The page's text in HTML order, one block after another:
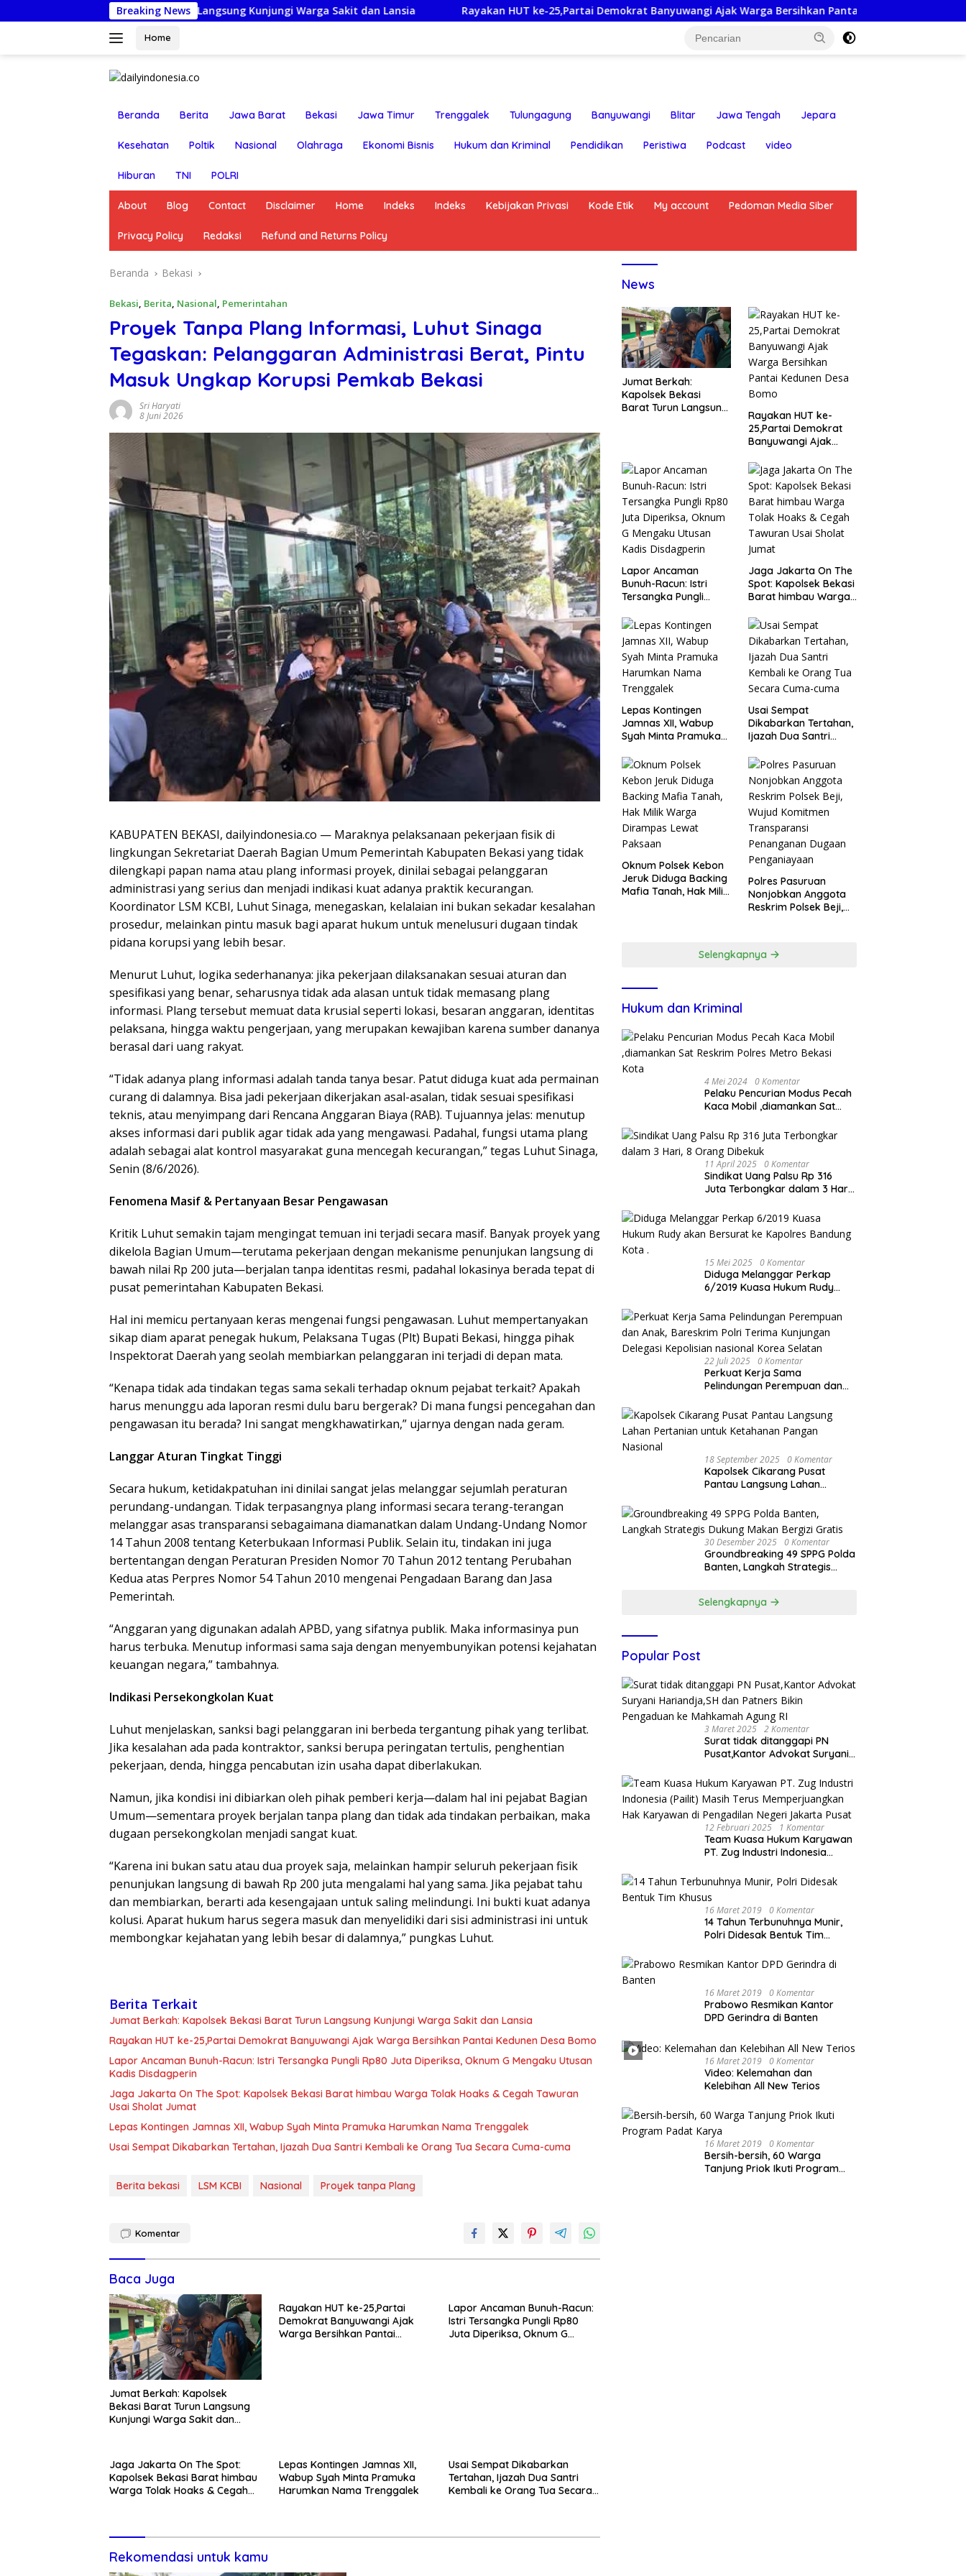
ke
Breaking News
Barat Turun Langsung Kunjungi Warga Sakit dan Lansia Rayakan HUT ke-25,Partai Demokrat Banyuwangi Ajak Warga Bersihkan Pantai Kedunen Desa Bomo
Home
Beranda Berita Jawa Barat Bekasi Jawa Timur Trenggalek Tulungagung Banyuwangi Blitar Jawa Tengah Jepara
Kesehatan Poltik Nasional Olahraga Ekonomi Bisnis Hukum dan Kriminal Pendidikan Peristiwa Podcast video
Hiburan TNI POLRI
About Blog Contact Disclaimer Home Indeks Indeks Kebijakan Privasi Kode Etik My account Pedoman Media Siber
Privacy Policy Redaksi Refund and Returns Policy
Beranda Bekasi
Bekasi, Berita, Nasional, Pemerintahan
Proyek Tanpa Plang Informasi, Luhut Sinaga
Tegaskan: Pelanggaran Administrasi Berat, Pintu
Masuk Ungkap Korupsi Pemkab Bekasi
Sri Haryati
8 Juni 2026
KABUPATEN BEKASI, dailyindonesia.co — Maraknya pelaksanaan pekerjaan fisik di
lingkungan Sekretariat Daerah Bagian Umum Pemerintah Kabupaten Bekasi yang tidak
dilengkapi papan nama atau plang informasi proyek, dinilai sebagai pelanggaran
administrasi yang serius dan menjadi indikasi kuat adanya praktik kecurangan.
Koordinator LSM KCBI, Luhut Sinaga, menegaskan, kelalaian ini bukan sekadar kesalahan
prosedur, melainkan pintu masuk bagi aparat hukum untuk menelusuri dugaan tindak
pidana korupsi yang lebih besar.
Menurut Luhut, logika sederhananya: jika pekerjaan dilaksanakan sesuai aturan dan
spesifikasi yang benar, seharusnya tidak ada alasan untuk tidak memasang plang
informasi. Plang tersebut memuat data krusial seperti lokasi, besaran anggaran, identitas
pelaksana, hingga waktu pengerjaan, yang merupakan kewajiban karena sumber dananya
berasal dari uang rakyat.
“Tidak adanya plang informasi adalah tanda tanya besar. Patut diduga kuat ada permainan
curang di dalamnya. Bisa jadi pekerjaan dikerjakan asal-asalan, tidak sesuai spesifikasi
teknis, atau menyimpang dari Rencana Anggaran Biaya (RAB). Tujuannya jelas: menutup
akses informasi dari publik agar tidak ada yang mengawasi. Padahal, fungsi utama plang
adalah sebagai alat kontrol masyarakat guna mencegah kecurangan,” tegas Luhut Sinaga,
Senin (8/6/2026).
Fenomena Masif & Pertanyaan Besar Pengawasan
Kritik Luhut semakin tajam mengingat temuan ini terjadi secara masif. Banyak proyek yang
dikelola Bagian Umum—terutama pekerjaan dengan mekanisme penunjukan langsung di
bawah nilai Rp 200 juta—berjalan tanpa identitas resmi, padahal lokasinya berada tepat di
pusat pemerintahan Kabupaten Bekasi.
Hal ini memicu pertanyaan keras mengenai fungsi pengawasan. Luhut mempertanyakan
sikap diam aparat penegak hukum, Pelaksana Tugas (Plt) Bupati Bekasi, hingga pihak
Inspektorat Daerah yang seolah membiarkan pelanggaran ini terjadi di depan mata.
“Kenapa tidak ada tindakan tegas sama sekali terhadap oknum pejabat terkait? Apakah
harus menunggu ada laporan resmi dulu baru bergerak? Di mana fungsi pencegahan dan
pengawasan itu berada? Ini sangat mengkhawatirkan,” ujarnya dengan nada geram.
Langgar Aturan Tingkat Tinggi
Secara hukum, ketidakpatuhan ini dinilai sangat jelas melanggar sejumlah peraturan
perundang-undangan. Tidak terpasangnya plang informasi secara terang-terangan
melanggar asas transparansi sebagaimana diamanatkan dalam Undang-Undang Nomor
14 Tahun 2008 tentang Keterbukaan Informasi Publik. Selain itu, tindakan ini juga
bertentangan dengan Peraturan Presiden Nomor 70 Tahun 2012 tentang Perubahan
Kedua atas Perpres Nomor 54 Tahun 2010 mengenai Pengadaan Barang dan Jasa
Pemerintah.
“Anggaran yang digunakan adalah APBD, yang sifatnya publik. Maka informasinya pun
harus terbuka. Menutup informasi sama saja dengan menyembunyikan potensi kejahatan
keuangan negara,” tambahnya.
Indikasi Persekongkolan Kuat
Luhut menjelaskan, sanksi bagi pelanggaran ini berbeda tergantung pihak yang terlibat.
Jika kesalahan ada pada kontraktor, sanksi berupa peringatan tertulis, penghentian
pekerjaan, denda, hingga pencabutan izin usaha dapat diberlakukan.
Namun, jika kondisi ini dibiarkan oleh pihak pemberi kerja—dalam hal ini pejabat Bagian
Umum—sementara proyek berjalan tanpa plang dan tidak ada tindakan perbaikan, maka
dugaan persekongkolan menjadi sangat kuat.
“Karena ini bukan satu atau dua proyek saja, melainkan hampir seluruh pekerjaan fisik
penunjukan langsung di bawah Rp 200 juta mengalami hal yang sama. Jika pejabat tahu
dan membiarkan, berarti ada kesengajaan untuk saling melindungi. Ini bukti kuat adanya
kolusi. Aparat hukum harus segera masuk dan menyelidiki dari sisi administrasi ini untuk
membongkar kejahatan yang lebih besar di dalamnya,” pungkas Luhut.
Berita Terkait
Jumat Berkah: Kapolsek Bekasi Barat Turun Langsung Kunjungi Warga Sakit dan Lansia
Rayakan HUT ke-25,Partai Demokrat Banyuwangi Ajak Warga Bersihkan Pantai Kedunen Desa Bomo
Lapor Ancaman Bunuh-Racun: Istri Tersangka Pungli Rp80 Juta Diperiksa, Oknum G Mengaku Utusan
Kadis Disdagperin
Jaga Jakarta On The Spot: Kapolsek Bekasi Barat himbau Warga Tolak Hoaks & Cegah Tawuran
Usai Sholat Jumat
Lepas Kontingen Jamnas XII, Wabup Syah Minta Pramuka Harumkan Nama Trenggalek
Usai Sempat Dikabarkan Tertahan, Ijazah Dua Santri Kembali ke Orang Tua Secara Cuma-cuma
Berita bekasi LSM KCBI Nasional Proyek tanpa Plang
Komentar
Baca Juga
Jumat Berkah: Kapolsek
Bekasi Barat Turun Langsung
Kunjungi Warga Sakit dan
Rayakan HUT ke-25,Partai
Demokrat Banyuwangi Ajak
Warga Bersihkan Pantai
Lapor Ancaman Bunuh-Racun:
Istri Tersangka Pungli Rp80
Juta Diperiksa, Oknum G
Jaga Jakarta On The Spot:
Kapolsek Bekasi Barat himbau
Warga Tolak Hoaks & Cegah
Lepas Kontingen Jamnas XII,
Wabup Syah Minta Pramuka
Harumkan Nama Trenggalek
Usai Sempat Dikabarkan
Tertahan, Ijazah Dua Santri
Kembali ke Orang Tua Secara
Rekomendasi untuk kamu
News
Jumat Berkah:
Kapolsek Bekasi
Barat Turun Langsung
Rayakan HUT ke-
25,Partai Demokrat
Banyuwangi Ajak
Pantai Kedunen Desa
Bomo
Lapor Ancaman
Bunuh-Racun: Istri
Tersangka Pungli
Oknum G Mengaku
Utusan Kadis
Disdagperin
Jaga Jakarta On The
Spot: Kapolsek Bekasi
Barat himbau Warga
Tawuran Usai Sholat
Jumat
Lepas Kontingen
Jamnas XII, Wabup
Syah Minta Pramuka
Trenggalek
Usai Sempat
Dikabarkan Tertahan,
Ijazah Dua Santri
Secara Cuma-cuma
Oknum Polsek Kebon
Jeruk Diduga Backing
Mafia Tanah, Hak Milik
Polres Pasuruan
Nonjobkan Anggota
Reskrim Polsek Beji,
Penganiayaan
Selengkapnya
Hukum dan Kriminal
4 Mei 2024 0 Komentar
Pelaku Pencurian Modus Pecah
Kaca Mobil ,diamankan Sat
Kota
11 April 2025 0 Komentar
Sindikat Uang Palsu Rp 316
Juta Terbongkar dalam 3 Hari,
15 Mei 2025 0 Komentar
Diduga Melanggar Perkap
6/2019 Kuasa Hukum Rudy
Bandung Kota .
22 Juli 2025 0 Komentar
Perkuat Kerja Sama
Pelindungan Perempuan dan
Kunjungan Delegasi Kepolisian
nasional Korea Selatan
18 September 2025 0 Komentar
Kapolsek Cikarang Pusat
Pantau Langsung Lahan
Pangan Nasional
30 Desember 2025 0 Komentar
Groundbreaking 49 SPPG Polda
Banten, Langkah Strategis
Selengkapnya
Popular Post
3 Maret 2025 2 Komentar
Surat tidak ditanggapi PN
Pusat,Kantor Advokat Suryani
Pengaduan ke Mahkamah
Agung RI
12 Februari 2025 1 Komentar
Team Kuasa Hukum Karyawan
PT. Zug Industri Indonesia
Memperjuangkan Hak
Karyawan di Pengadilan Negeri
Jakarta Pusat
16 Maret 2019 0 Komentar
14 Tahun Terbunuhnya Munir,
Polri Didesak Bentuk Tim
16 Maret 2019 0 Komentar
Prabowo Resmikan Kantor
DPD Gerindra di Banten
16 Maret 2019 0 Komentar
Video: Kelemahan dan
Kelebihan All New Terios
16 Maret 2019 0 Komentar
Bersih-bersih, 60 Warga
Tanjung Priok Ikuti Program